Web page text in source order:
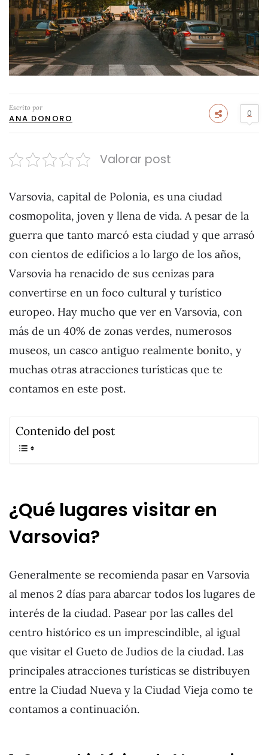
Escrito por
ANA DONORO 0
Valorar post
Varsovia, capital de Polonia, es una ciudad
cosmopolita, joven y llena de vida. A pesar de la
guerra que tanto marcó esta ciudad y que arrasó
con cientos de edificios a lo largo de los años,
Varsovia ha renacido de sus cenizas para
convertirse en un foco cultural y turístico
europeo. Hay mucho que ver en Varsovia, con
más de un 40% de zonas verdes, numerosos
museos, un casco antiguo realmente bonito, y
muchas otras atracciones turísticas que te
contamos en este post.
Contenido del post
¿Qué lugares visitar en
Varsovia?
Generalmente se recomienda pasar en Varsovia
al menos 2 días para abarcar todos los lugares de
interés de la ciudad. Pasear por las calles del
centro histórico es un imprescindible, al igual
que visitar el Gueto de Judios de la ciudad. Las
principales atracciones turísticas se distribuyen
entre la Ciudad Nueva y la Ciudad Vieja como te
contamos a continuación.